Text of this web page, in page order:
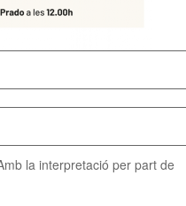
la interpretació per part de